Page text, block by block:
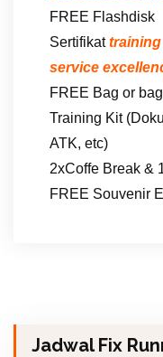
FREE Flashdisk
Sertifikat
service
FREE Bag or
Training Kit
ATK, etc)
2xCoffe Break &
FREE Souvenir
Jadwal Fix